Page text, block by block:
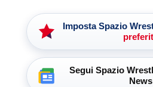
Imposta Spazio
Segui Spazio
News